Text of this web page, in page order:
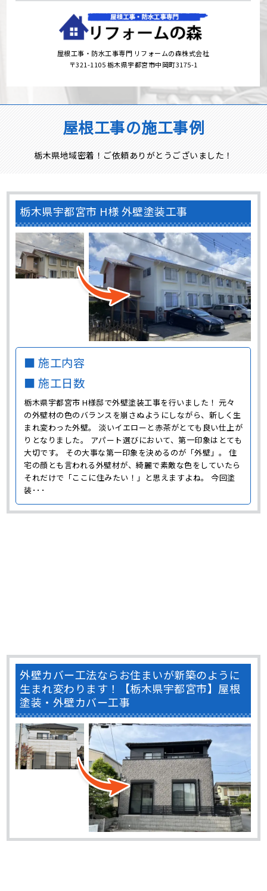
屋根工事・防水工事専門 リフォームの森株式会社
〒321-1105 栃木県宇都宮市中岡町3175-1
屋根工事の施工事例
栃木県地域密着！ご依頼ありがとうございました！
栃木県宇都宮市 H様 外壁塗装工事
■ 施工内容
■ 施工日数
栃木県宇都宮市 H様邸で外壁塗装工事を行いました！ 元々
の外壁材の色のバランスを崩さぬようにしながら、新しく生
まれ変わった外壁。 淡いイエローと赤茶がとても良い仕上が
りとなりました。 アパート選びにおいて、第一印象はとても
大切です。 その大事な第一印象を決めるのが「外壁」。 住
宅の顔とも言われる外壁材が、綺麗で素敵な色をしていたら
それだけで「ここに住みたい！」と思えますよね。 今回塗
装･･･
外壁カバー工法ならお住まいが新築のように
生まれ変わります！【栃木県宇都宮市】屋根
塗装・外壁カバー工事